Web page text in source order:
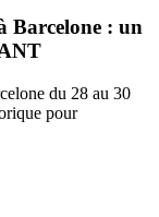
Barcelone : un
du 28 au 30
pour